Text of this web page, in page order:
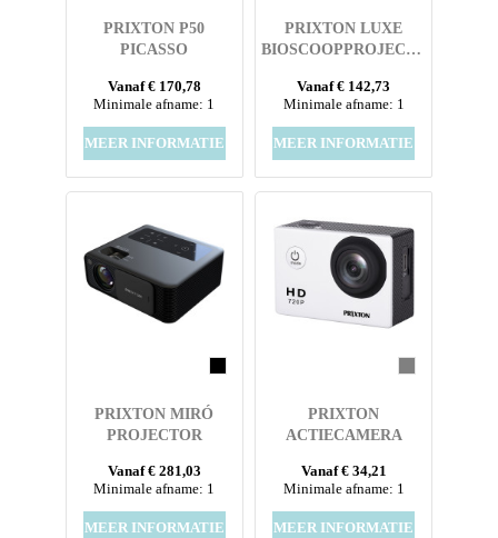
PRIXTON P50
PICASSO
Vanaf € 170,78
Minimale afname: 1
MEER INFORMATIE
PRIXTON LUXE
BIOSCOOPPROJECTOR
Vanaf € 142,73
Minimale afname: 1
MEER INFORMATIE
PRIXTON MIRÓ
PROJECTOR
Vanaf € 281,03
Minimale afname: 1
MEER INFORMATIE
PRIXTON
ACTIECAMERA
Vanaf € 34,21
Minimale afname: 1
MEER INFORMATIE